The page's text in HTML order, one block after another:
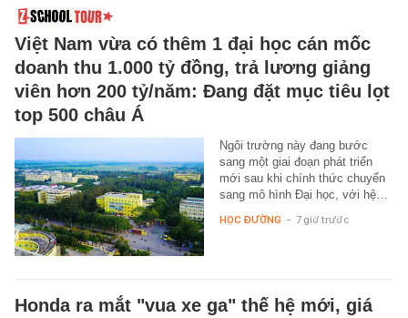
Việt Nam vừa có thêm 1 đại học cán mốc
doanh thu 1.000 tỷ đồng, trả lương giảng
viên hơn 200 tỷ/năm: Đang đặt mục tiêu lọt
top 500 châu Á
Ngôi trường này đang bước
sang một giai đoạn phát triển
mới sau khi chính thức chuyển
sang mô hình Đại học, với hệ…
HỌC ĐƯỜNG - 7 giờ trước
Honda ra mắt "vua xe ga" thế hệ mới, giá